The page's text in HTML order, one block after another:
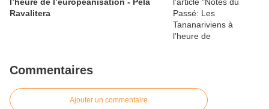
Ravalitera
Commentaires
Ajouter un commentaire